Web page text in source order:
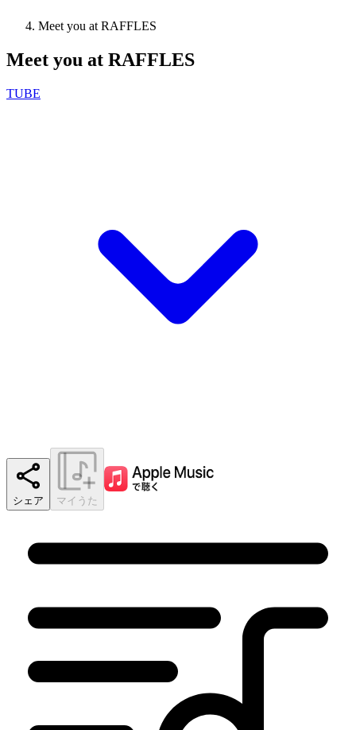
Meet you at RAFFLES
Meet you at RAFFLES
TUBE
シェア マイうた